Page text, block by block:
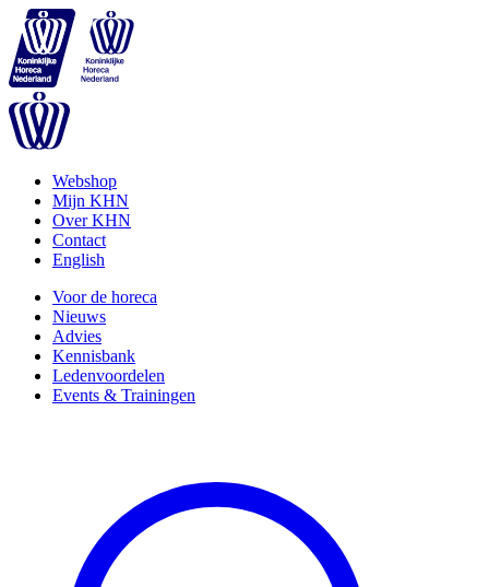
Webshop
Mijn KHN
Over KHN
Contact
English
Voor de horeca
Nieuws
Advies
Kennisbank
Ledenvoordelen
Events & Trainingen